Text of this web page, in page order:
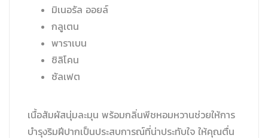
มิเนอรัล ออยล์
กลูเตน
พาราเบน
ซิลิโคน
ซัลเฟต
เนื้อสัมผัสนุ่มละมุน พร้อมกลิ่นพีชหอมหวานช่วยให้การ
บำรุงริมฝีปากเป็นประสบการณ์ที่น่าประทับใจ ให้คุณตื่น